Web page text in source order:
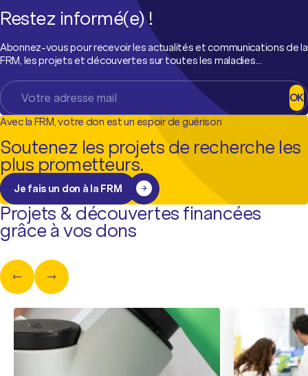
Restez informé(e) !
Abonnez-vous pour recevoir les actualités et communications de la
FRM, les projets et découvertes sur toutes les maladies…
OK
Avec la FRM, votre don est un espoir de guérison
Soutenez les projets de recherche les
plus prometteurs.
Je fais un don à la FRM
Projets & découvertes financées
grâce à vos dons